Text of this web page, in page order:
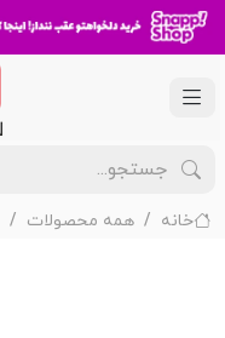
خانه همه محصولات